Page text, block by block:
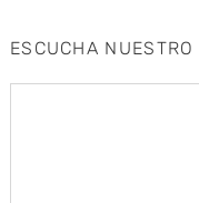
ESCUCHA NUESTRO